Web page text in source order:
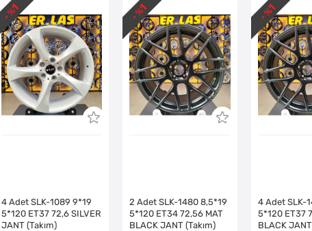
4 Adet SLK-1089 9*19
5*120 ET37 72,6 SILVER
JANT (Takım)
- %
1
2 Adet SLK-1480 8,5*19
5*120 ET34 72,56 MAT
BLACK JANT (Takım)
- %
1
4 Adet SLK-
5*120 ET37
BLACK
- %
1